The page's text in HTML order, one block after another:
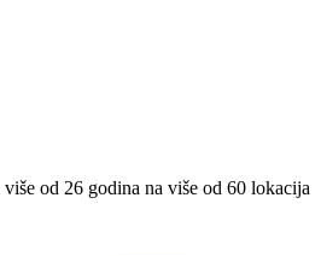
od 26 godina na više od 60 lokacija